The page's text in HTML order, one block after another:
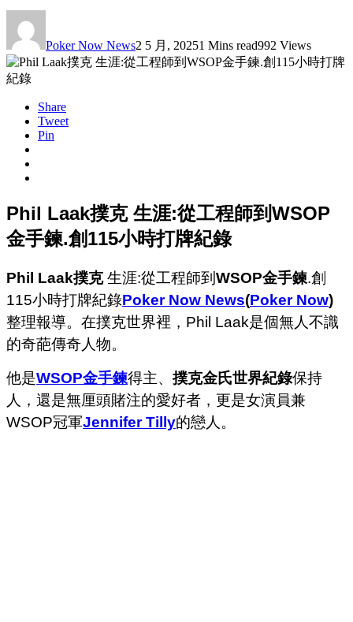
Poker Now News2 5 月, 20251 Mins read992 Views
Share
Tweet
Pin
Phil Laak撲克 生涯:從工程師到WSOP
金手鍊.創115小時打牌紀錄
Phil Laak撲克生涯:從工程師到 WSOP金手鍊.創
115小時打牌紀錄Poker Now News(Poker Now)
整理報導。在撲克世界裡，Phil Laak是個無人不識
的奇葩傳奇人物。
他是WSOP金手鍊得主、 撲克金氏世界紀錄保持
人，還是無厘頭賭注的愛好者，更是女演員兼
WSOP冠軍Jennifer Tilly的戀人。